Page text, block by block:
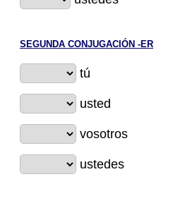
SEGUNDA CONJUGACIÓN -ER
tú
usted
vosotros
ustedes